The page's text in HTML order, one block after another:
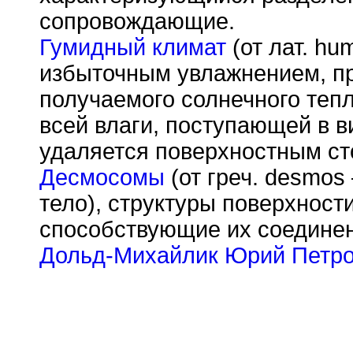
сопровождающие.
Гумидный климат (от лат.
избыточным увлажнением,
получаемого солнечного
всей влаги, поступающей в
удаляется поверхностным
Десмосомы (от греч.
тело), структуры
способствующие их
Дольд-Михайлик Юрий